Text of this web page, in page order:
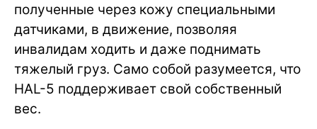
полученные через кожу специальными
датчиками, в движение, позволяя
инвалидам ходить и даже поднимать
тяжелый груз. Само собой разумеется, что
HAL-5 поддерживает свой собственный
вес.